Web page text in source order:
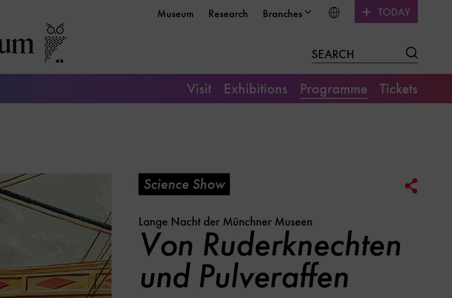
Museum Research Branches Choose language
TODAY
SEARCH
Visit Exhibitions Programme Tickets
Science Show
Lange Nacht der Münchner Museen
Von Ruderknechten
und Pulveraffen